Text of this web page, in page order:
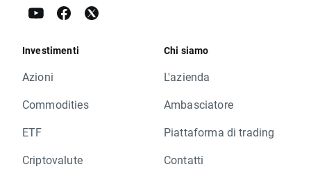
Investimenti
Azioni
Commodities
ETF
Criptovalute
Chi siamo
L'azienda
Ambasciatore
Piattaforma di trading
Contatti